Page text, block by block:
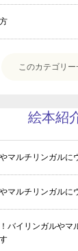
このカテゴリ
絵本紹
マルチリンガルに
マルチリンガルに
バイリンガルやマ